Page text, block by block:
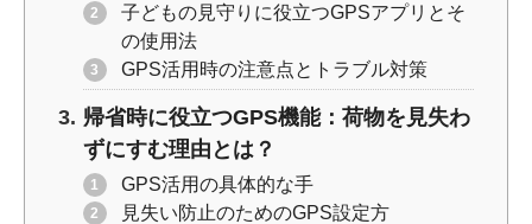
子どもの見守りに役立つGPSアプリとそ
の使用法
GPS活用時の注意点とトラブル対策
帰省時に役立つGPS機能：荷物を見失わ
ずにすむ理由とは？
GPS活用の具体的な手
見失い防止のためのGPS設定方